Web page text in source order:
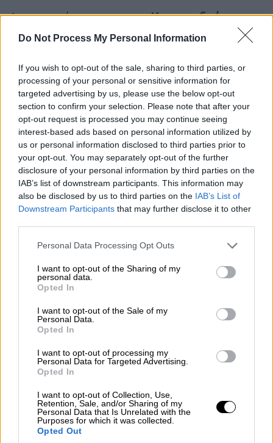
Do Not Process My Personal Information
If you wish to opt-out of the sale, sharing to third parties, or
processing of your personal or sensitive information for
targeted advertising by us, please use the below opt-out
section to confirm your selection. Please note that after your
opt-out request is processed you may continue seeing
interest-based ads based on personal information utilized by
us or personal information disclosed to third parties prior to
your opt-out. You may separately opt-out of the further
disclosure of your personal information by third parties on the
IAB’s list of downstream participants. This information may
also be disclosed by us to third parties on the IAB’s List of
Downstream Participants that may further disclose it to other
Please note that this website/app uses one or more Google
not limited to your visit or usage behaviour. You may click to
grant or deny consent to Google and its third-party tags to
use your data for below specified purposes in below Google
consent section.
Personal Data Processing Opt Outs
I want to opt-out of the Sharing of my
personal data.
Opted In
I want to opt-out of the Sale of my
Personal Data.
Opted In
I want to opt-out of processing my
Personal Data for Targeted Advertising.
Opted In
I want to opt-out of Collection, Use,
Retention, Sale, and/or Sharing of my
Personal Data that Is Unrelated with the
Purposes for which it was collected.
Opted Out
Αναφορικά με το σποτ, ηΚουμουνδούρου
διερωτάται: «ποια μέτρα οδηγούν σε μια
Ευημερία για Όλους;» Και ακολούθως απαντά:
«Ο ΣΥΡΙΖΑ-ΠΣ μέσα από το δεκάλεπτο
τηλεοπτικό του σποτ αποτυπώνει καθαρά
ποιους ακούει και ποιους θέλει να εκφράσει.
Τι προτείνει στο πρόγραμμά του και ποια
είναι η κρυφή ατζέντα της ΝΔ. Πώς θα
ανατραπούν οι συσχετισμοί, πως θα
εμποδιστεί μια ανεξέλεγκτη Δεξιά»
video
ΟΛΕΣ ΟΙ ΕΙΔΗΣΕΙΣ
Μητσοτάκης: «Το τουρκικό προξενείο
έκανε προεκλογική εκστρατεία υπέρ
δύο υποψηφίων του ΣΥΡΙΖΑ στη
Ροδόπη» - «Ο κ. Τσίπρας είχε